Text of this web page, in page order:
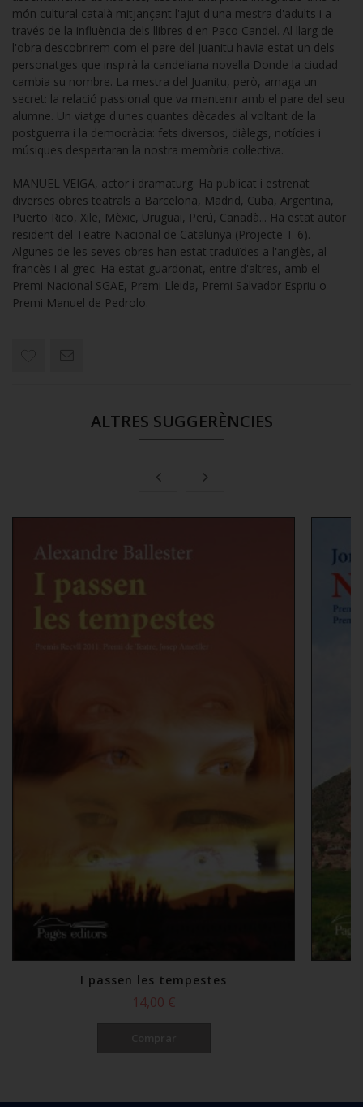
món cultural català mitjançant l'ajut d'una mestra d'adults i a
través de la influència dels llibres d'en Paco Candel. Al llarg de
l'obra descobrirem com el pare del Juanitu havia estat un dels
personatges que inspirà la candeliana novel·la Donde la ciudad
cambia su nombre. La mestra del Juanitu, però, amaga un
secret: la relació passional que va mantenir amb el pare del seu
alumne. Un viatge d'unes quantes dècades al voltant de la
postguerra i la democràcia: fets diversos, diàlegs, notícies i
músiques despertaran la nostra memòria col·lectiva.
MANUEL VEIGA, actor i dramaturg. Ha publicat i estrenat
diverses obres teatrals a Barcelona, Madrid, Cuba, Argentina,
Puerto Rico, Xile, Mèxic, Uruguai, Perú, Canadà... Ha estat autor
resident del Teatre Nacional de Catalunya (Projecte T-6).
Algunes de les seves obres han estat traduïdes a l'anglès, al
francès i al grec. Ha estat guardonat, entre d'altres, amb el
Premi Nacional SGAE, Premi Lleida, Premi Salvador Espriu o
Premi Manuel de Pedrolo.
ALTRES SUGGERÈNCIES
I passen les tempestes
14,00 €